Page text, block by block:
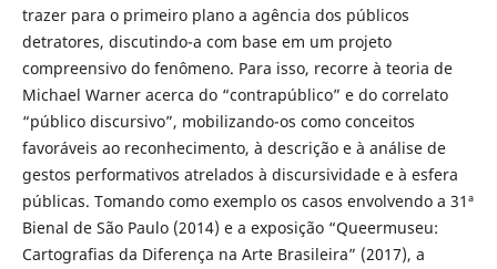
trazer para o primeiro plano a agência dos públicos
detratores, discutindo-a com base em um projeto
compreensivo do fenômeno. Para isso, recorre à teoria de
Michael Warner acerca do “contrapúblico” e do correlato
“público discursivo”, mobilizando-os como conceitos
favoráveis ao reconhecimento, à descrição e à análise de
gestos performativos atrelados à discursividade e à esfera
públicas. Tomando como exemplo os casos envolvendo a 31ª
Bienal de São Paulo (2014) e a exposição “Queermuseu:
Cartografias da Diferença na Arte Brasileira” (2017), a